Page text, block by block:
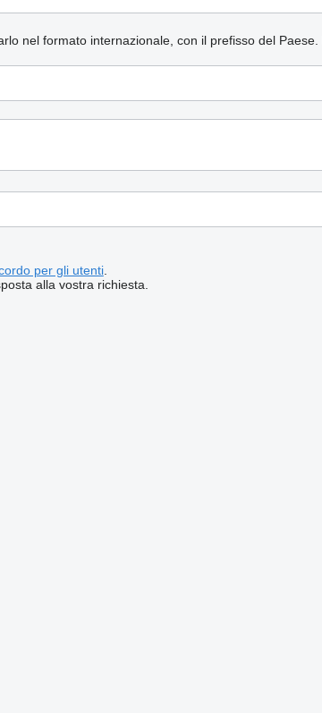
nel formato internazionale, con il prefisso del Paese.
per gli utenti.
alla vostra richiesta.